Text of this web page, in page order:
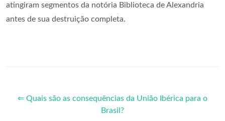
atingiram segmentos da notória Biblioteca de Alexandria
antes de sua destruição completa.
⇐ Quais são as consequências da União Ibérica para o
Brasil?